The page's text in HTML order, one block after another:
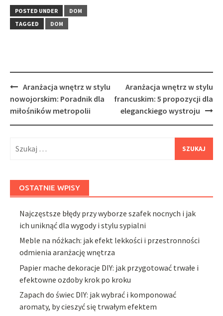
POSTED UNDER
DOM
TAGGED
DOM
Post
navigation
Aranżacja wnętrz w stylu
nowojorskim: Poradnik dla
miłośników metropolii
Aranżacja wnętrz w stylu
francuskim: 5 propozycji dla
eleganckiego wystroju
OSTATNIE WPISY
Najczęstsze błędy przy wyborze szafek nocnych i jak
ich uniknąć dla wygody i stylu sypialni
Meble na nóżkach: jak efekt lekkości i przestronności
odmienia aranżację wnętrza
Papier mache dekoracje DIY: jak przygotować trwałe i
efektowne ozdoby krok po kroku
Zapach do świec DIY: jak wybrać i komponować
aromaty, by cieszyć się trwałym efektem